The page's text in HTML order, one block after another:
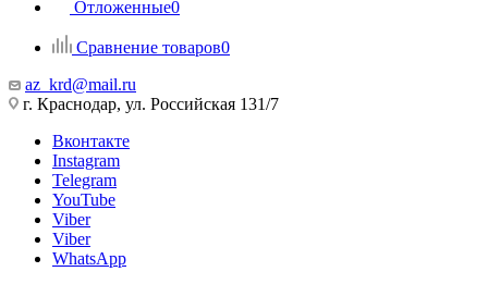
Отложенные0
Сравнение товаров0
az_krd@mail.ru
г. Краснодар, ул. Российская 131/7
Вконтакте
Instagram
Telegram
YouTube
Viber
Viber
WhatsApp